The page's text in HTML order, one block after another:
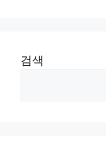
검색